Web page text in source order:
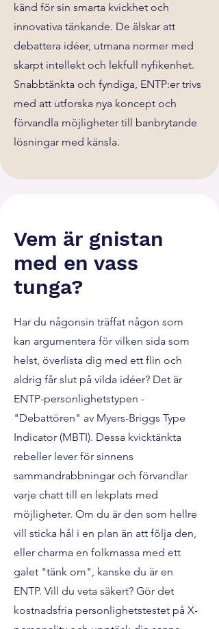
känd för sin smarta kvickhet och
innovativa tänkande. De älskar att
debattera idéer, utmana normer med
skarpt intellekt och lekfull nyfikenhet.
Snabbtänkta och fyndiga, ENTP:er trivs
med att utforska nya koncept och
förvandla möjligheter till banbrytande
lösningar med känsla.
Vem är gnistan
med en vass
tunga?
Har du någonsin träffat någon som
kan argumentera för vilken sida som
helst, överlista dig med ett flin och
aldrig får slut på vilda idéer? Det är
ENTP-personlighetstypen -
"Debattören" av Myers-Briggs Type
Indicator (MBTI). Dessa kvicktänkta
rebeller lever för sinnens
sammandrabbningar och förvandlar
varje chatt till en lekplats med
möjligheter. Om du är den som hellre
vill sticka hål i en plan än att följa den,
eller charma en folkmassa med ett
galet "tänk om", kanske du är en
ENTP. Vill du veta säkert? Gör det
kostnadsfria personlighetstestet på X-